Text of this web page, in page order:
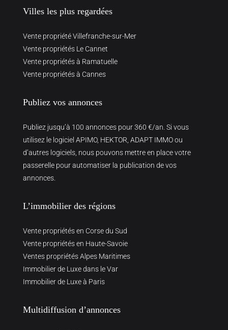
Villes les plus regardées
Vente propriété Villefranche-sur-Mer
Vente propriétés Le Cannet
Vente propriétés à Ramatuelle
Vente propriétés à Cannes
Publiez vos annonces
Publiez jusqu’à 100 annonces pour 360 €/an. Si vous
utilisez le logiciel APIMO, HEKTOR, ADAPT IMMO ou
d’autres logiciels, nous pouvons mettre en place votre
passerelle pour automatiser la publication de vos
annonces.
L’immobilier des régions
Vente propriétés en Corse du Sud
Vente propriétés en Haute-Savoie
Ventes propriétés Alpes Maritimes
Immobilier de Luxe dans le Var
Immobilier de Luxe à Paris
Multidiffusion d’annonces